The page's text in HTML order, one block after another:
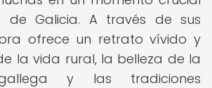
de Galicia. A través de sus
ofrece un retrato vívido y
la vida rural, la belleza de la
y las tradiciones